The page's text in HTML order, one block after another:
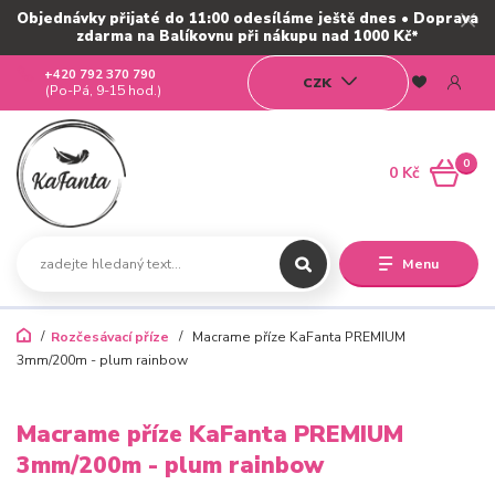
Objednávky přijaté do 11:00 odesíláme ještě dnes • Doprava
zdarma na Balíkovnu při nákupu nad 1000 Kč*
Menu
CZK
+420 792 370 790
(Po-Pá, 9-15 hod.)
0
0 Kč
Rozčesávací příze
Macrame příze KaFanta PREMIUM
3mm/200m - plum rainbow
Macrame příze KaFanta PREMIUM
3mm/200m - plum rainbow